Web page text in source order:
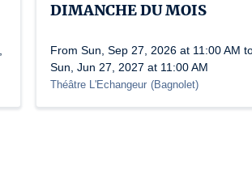
DIMANCHE DU MOIS
From Sun, Sep 27, 2026 at 11:00 AM
Sun, Jun 27, 2027 at 11:00 AM
Théâtre L'Echangeur (Bagnolet)